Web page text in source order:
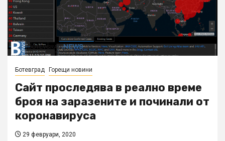
Ботевград Горещи новини
Сайт проследява в реално време
броя на заразените и починали от
коронавируса
29 февруари, 2020